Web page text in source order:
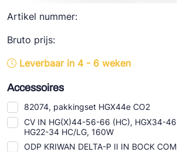
Artikel nummer:
Bruto prijs:
Leverbaar in 4 - 6 weken
Accessoires
82074, pakkingset HGX44e CO2
CV IN HG(X)44-56-66 (HC), HGX34-
HG22-34 HC/LG, 160W
ODP KRIWAN DELTA-P II IN BOCK